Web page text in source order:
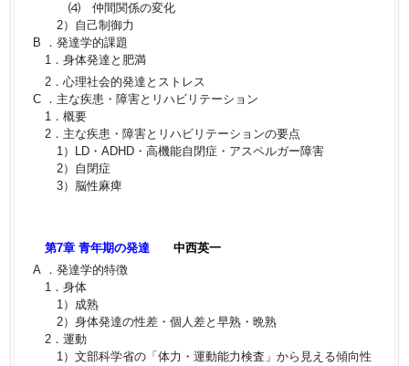
⑷ 仲間関係の変化
2）自己制御力
B ．発達学的課題
1．身体発達と肥満
2．心理社会的発達とストレス
C ．主な疾患・障害とリハビリテーション
1．概要
2．主な疾患・障害とリハビリテーションの要点
1）LD・ADHD・高機能自閉症・アスペルガー障害
2）自閉症
3）脳性麻痺
第7章 青年期の発達
中西英一
A ．発達学的特徴
1．身体
1）成熟
2）身体発達の性差・個人差と早熟・晩熟
2．運動
1）文部科学省の「体力・運動能力検査」から見える傾向性